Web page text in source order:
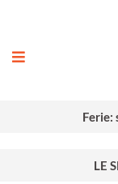
Ferie:
LE